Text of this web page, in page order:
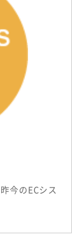
今のECシス